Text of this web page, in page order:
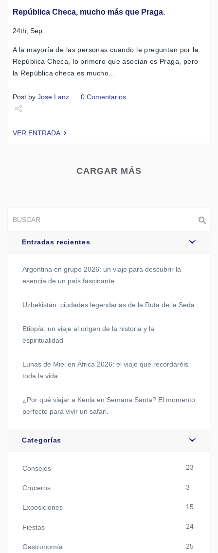
República Checa, mucho más que Praga.
24th, Sep
A la mayoría de las personas cuando le preguntan por la
República Checa, lo primero que asocian es Praga, pero
la República checa es mucho…
Post by Jose Lanz 0 Comentarios
VER ENTRADA
CARGAR MÁS
Entradas recientes
Argentina en grupo 2026: un viaje para descubrir la
esencia de un país fascinante
Uzbekistán: ciudades legendarias de la Ruta de la Seda
Etiopía: un viaje al origen de la historia y la
espiritualidad
Lunas de Miel en África 2026: el viaje que recordaréis
toda la vida
¿Por qué viajar a Kenia en Semana Santa? El momento
perfecto para vivir un safari.
Categorías
Consejos 23
Cruceros 3
Exposiciones 15
Fiestas 24
Gastronomía 25